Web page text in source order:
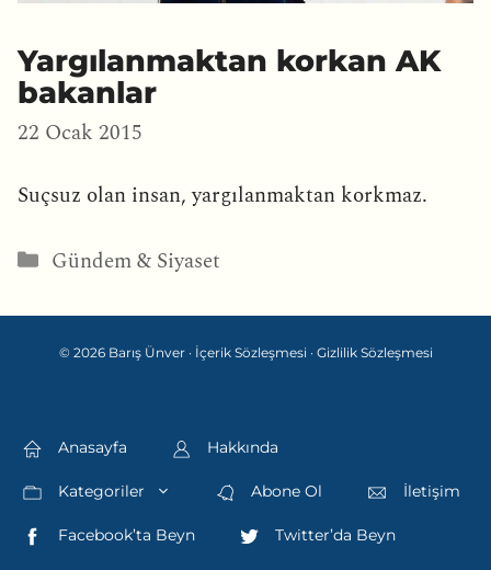
Yargılanmaktan korkan AK
bakanlar
22 Ocak 2015
Suçsuz olan insan, yargılanmaktan korkmaz.
Kategoriler
Gündem & Siyaset
© 2026 Barış Ünver · İçerik Sözleşmesi · Gizlilik Sözleşmesi
Anasayfa Hakkında
Kategoriler Abone Ol İletişim
Facebook’ta Beyn Twitter’da Beyn